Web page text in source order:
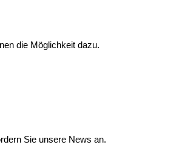
die Möglichkeit dazu.
Sie unsere News an.